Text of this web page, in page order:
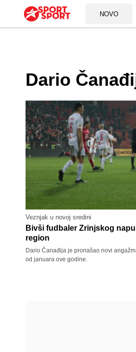
NOVO
Dario
Veznjak u novoj sredini
Bivši fudbaler Zrinjskog
region
Dario Čanađija je pronašao novi
od januara ove godine.